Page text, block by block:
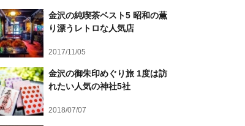
金沢の純喫茶ベスト5 昭和の薫
り漂うレトロな人気店
2017/11/05
金沢の御朱印めぐり旅 1度は訪
れたい人気の神社5社
2018/07/07